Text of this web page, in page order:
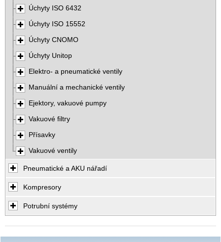
Úchyty ISO 6432
Úchyty ISO 15552
Úchyty CNOMO
Úchyty Unitop
Elektro- a pneumatické ventily
Manuální a mechanické ventily
Ejektory, vakuové pumpy
Vakuové filtry
Přísavky
Vakuové ventily
Pneumatické a AKU nářadí
Kompresory
Potrubní systémy